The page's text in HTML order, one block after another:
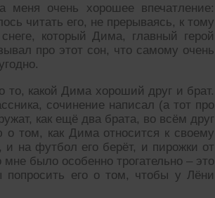
меня очень хорошее впечатление:
читать его, не прерываясь, к тому
который Дима, главный герой
про этот сон, что самому очень
то, какой Дима хороший друг и брат.
сочинение написал (а тот про
как ещё два брата, во всём друг
о том, как Дима относится к своему
на футбол его берёт, и пирожки от
было особенно трогательно – это
его о том, чтобы у Лёни